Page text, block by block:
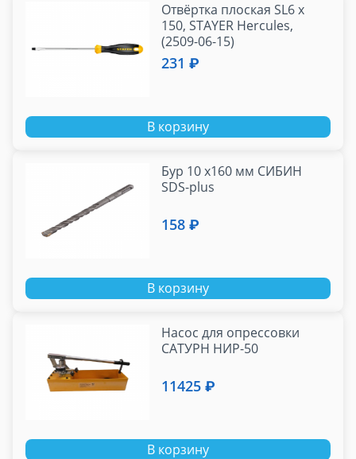
Отвёртка плоская SL6 x
150, STAYER Hercules,
(2509-06-15)
231 ₽
В корзину
Бур 10 х160 мм СИБИН
SDS-plus
158 ₽
В корзину
Насос для опрессовки
САТУРН НИР-50
11425 ₽
В корзину